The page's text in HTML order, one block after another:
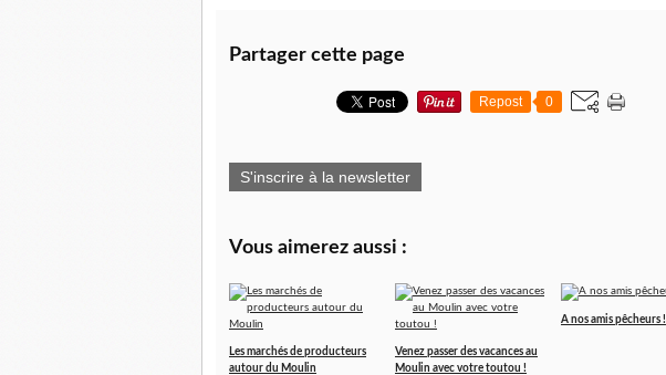
Partager cette page
Repost 0
S'inscrire à la newsletter
Vous aimerez aussi :
Les marchés de producteurs
autour du Moulin
Venez passer des vacances au
Moulin avec votre toutou !
A nos amis pêcheurs !